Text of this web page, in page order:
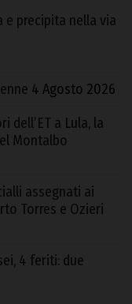
e precipita nella via
4 Agosto 2026
a Lula, la
Montalbo
assegnati ai
Torres e Ozieri
4 feriti: due